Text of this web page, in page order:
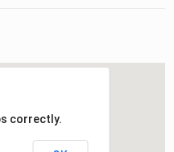
correctly.